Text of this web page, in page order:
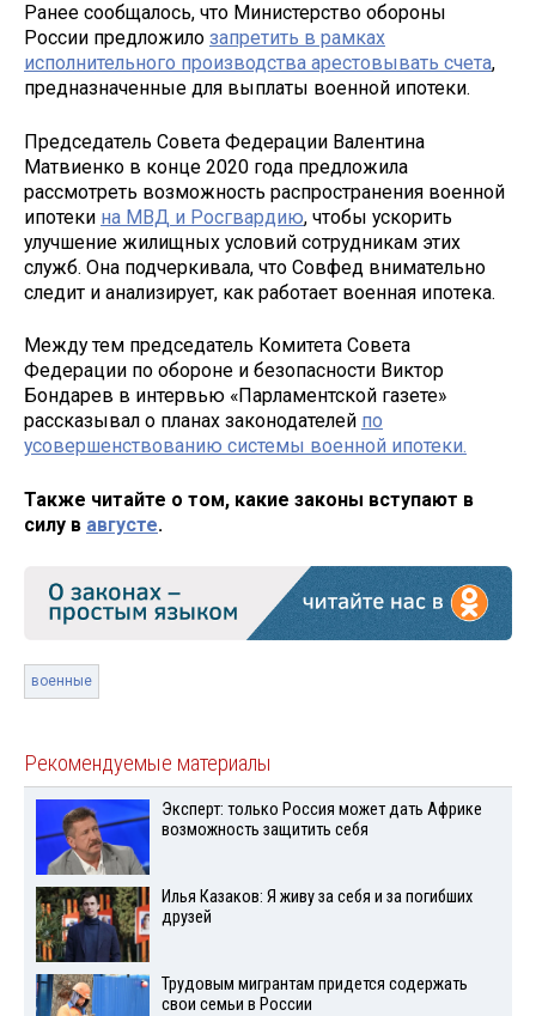
Ранее сообщалось, что Министерство обороны
России предложило запретить в рамках
исполнительного производства арестовывать счета,
предназначенные для выплаты военной ипотеки.
Председатель Совета Федерации Валентина
Матвиенко в конце 2020 года предложила
рассмотреть возможность распространения военной
ипотеки на МВД и Росгвардию, чтобы ускорить
улучшение жилищных условий сотрудникам этих
служб. Она подчеркивала, что Совфед внимательно
следит и анализирует, как работает военная ипотека.
Между тем председатель Комитета Совета
Федерации по обороне и безопасности Виктор
Бондарев в интервью «Парламентской газете»
рассказывал о планах законодателей по
усовершенствованию системы военной ипотеки.
Также читайте о том, какие законы вступают в
силу в августе.
военные
Рекомендуемые материалы
Эксперт: только Россия может дать Африке
возможность защитить себя
Илья Казаков: Я живу за себя и за погибших
друзей
Трудовым мигрантам придется содержать
свои семьи в России